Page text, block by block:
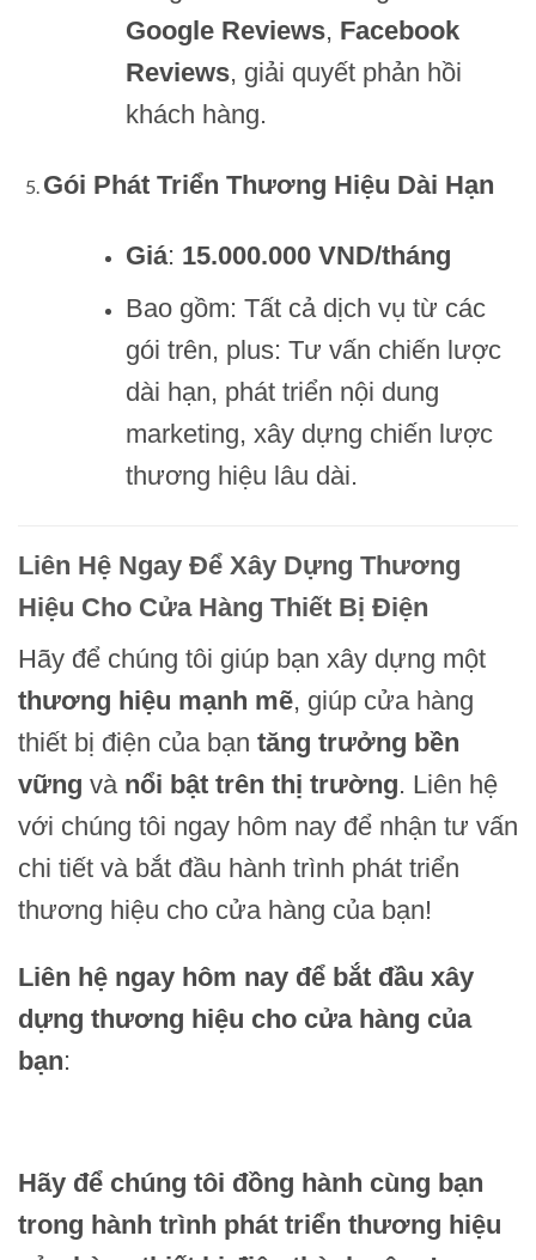
Google Reviews, Facebook
Reviews, giải quyết phản hồi
khách hàng.
Gói Phát Triển Thương Hiệu Dài Hạn
Giá: 15.000.000 VND/tháng
Bao gồm: Tất cả dịch vụ từ các
gói trên, plus: Tư vấn chiến lược
dài hạn, phát triển nội dung
marketing, xây dựng chiến lược
thương hiệu lâu dài.
Liên Hệ Ngay Để Xây Dựng Thương
Hiệu Cho Cửa Hàng Thiết Bị Điện
Hãy để chúng tôi giúp bạn xây dựng một
thương hiệu mạnh mẽ, giúp cửa hàng
thiết bị điện của bạn tăng trưởng bền
vững và nổi bật trên thị trường. Liên hệ
với chúng tôi ngay hôm nay để nhận tư vấn
chi tiết và bắt đầu hành trình phát triển
thương hiệu cho cửa hàng của bạn!
Liên hệ ngay hôm nay để bắt đầu xây
dựng thương hiệu cho cửa hàng của
bạn:
Hãy để chúng tôi đồng hành cùng bạn
trong hành trình phát triển thương hiệu